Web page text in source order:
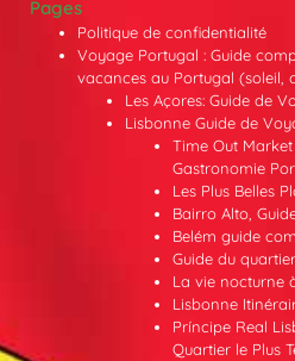
Pages
Politique de confidentialité
Voyage Portugal : Guide
vacances au Portugal (soleil,
Les Açores: Guide de
Lisbonne Guide de
Time Out
Gastronomie
Les Plus Belles
Bairro Alto,
Belém guide
Guide du
La vie nocturne
Lisbonne
Príncipe Real
Quartier le Plus